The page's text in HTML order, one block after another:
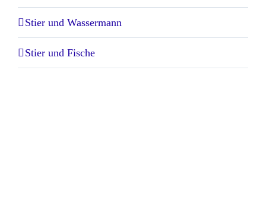
Stier und Wassermann
Stier und Fische